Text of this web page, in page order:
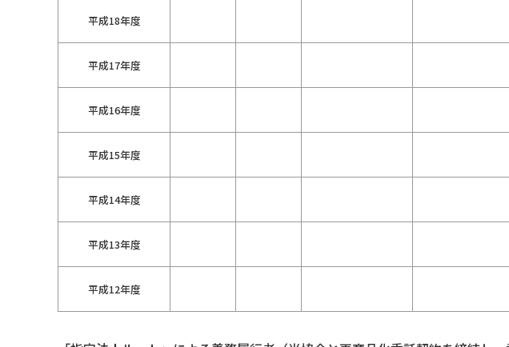
平成18年度
平成17年度
平成16年度
平成15年度
平成14年度
平成13年度
平成12年度